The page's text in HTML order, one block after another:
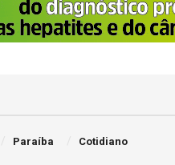
Paraíba Cotidiano